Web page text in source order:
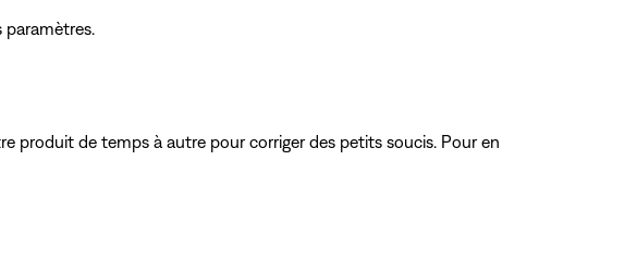
produit de temps à autre pour corriger des petits soucis. Pour en